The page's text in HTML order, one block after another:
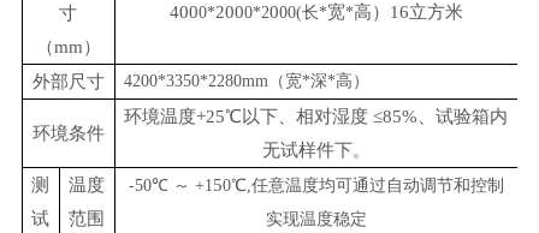
寸
（mm）
4000*2000*2000(长*宽*高） 16立方米
外部尺寸 4200*3350*2280mm（宽*深*高）
环境条件
环境温度+25℃以下、相对湿度 ≤85%、试验箱内
无试样件下。
测
试
温度
范围
-50℃ ～ +1 50℃,任意温度均可通过自动调节和控制
实现温度稳定